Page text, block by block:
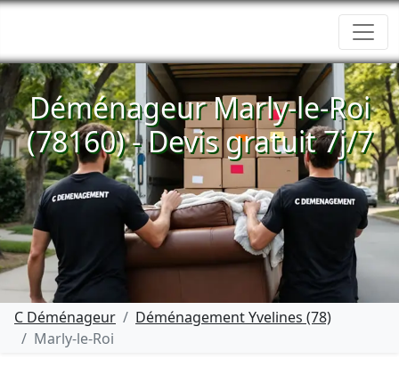
Déménageur Marly-le-Roi
(78160) - Devis gratuit 7j/7
C Déménageur
Déménagement Yvelines (78)
Marly-le-Roi